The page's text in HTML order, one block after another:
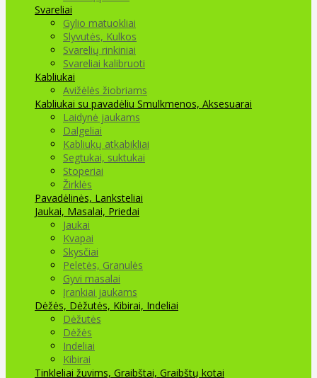
Svareliai
Gylio matuokliai
Slyvutės, Kulkos
Svarelių rinkiniai
Svareliai kalibruoti
Kabliukai
Avižėlės žiobriams
Kabliukai su pavadėliu Smulkmenos, Aksesuarai
Laidynė jaukams
Dalgeliai
Kabliukų atkabikliai
Segtukai, suktukai
Stoperiai
Žirklės
Pavadėlinės, Lanksteliai
Jaukai, Masalai, Priedai
Jaukai
Kvapai
Skysčiai
Peletės, Granulės
Gyvi masalai
Įrankiai jaukams
Dėžės, Dėžutės, Kibirai, Indeliai
Dėžutės
Dėžės
Indeliai
Kibirai
Tinkleliai žuvims, Graibštai, Graibštų kotai